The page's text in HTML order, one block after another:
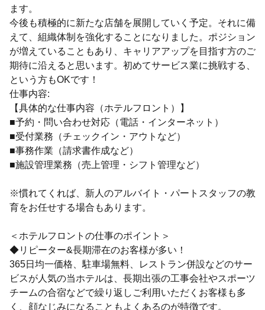
ます。
今後も積極的に新たな店舗を展開していく予定。それに備
えて、組織体制を強化することになりました。ポジション
が増えていることもあり、キャリアアップを目指す方のご
期待に沿えると思います。初めてサービス業に挑戦する、
という方もOKです！
仕事内容:
【具体的な仕事内容（ホテルフロント）】
■予約・問い合わせ対応（電話・インターネット）
■受付業務（チェックイン・アウトなど）
■事務作業（請求書作成など）
■施設管理業務（売上管理・シフト管理など）
※慣れてくれば、新人のアルバイト・パートスタッフの教
育をお任せする場合もあります。
＜ホテルフロントの仕事のポイント＞
◆リピーター&長期滞在のお客様が多い！
365日均一価格、駐車場無料、レストラン併設などのサー
ビスが人気の当ホテルは、長期出張の工事会社やスポーツ
チームの合宿などで繰り返しご利用いただくお客様も多
く、顔なじみになることもよくあるのが特徴です。